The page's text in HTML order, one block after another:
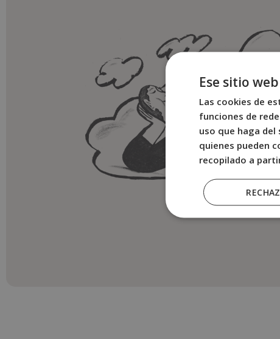
Ese sitio
Las cookies de
funciones de
uso que haga
quienes pueden
recopilado a